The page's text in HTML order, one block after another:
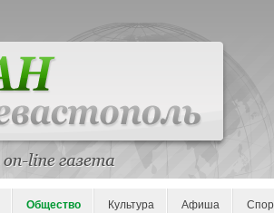
Общество Культура Афиша